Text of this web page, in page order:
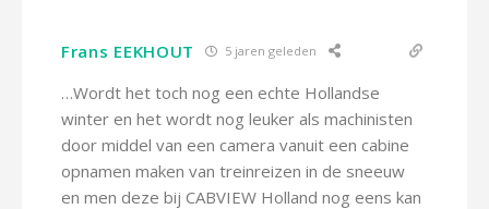
Frans EEKHOUT 5 jaren geleden
…Wordt het toch nog een echte Hollandse
winter en het wordt nog leuker als machinisten
door middel van een camera vanuit een cabine
opnamen maken van treinreizen in de sneeuw
en men deze bij CABVIEW Holland nog eens kan